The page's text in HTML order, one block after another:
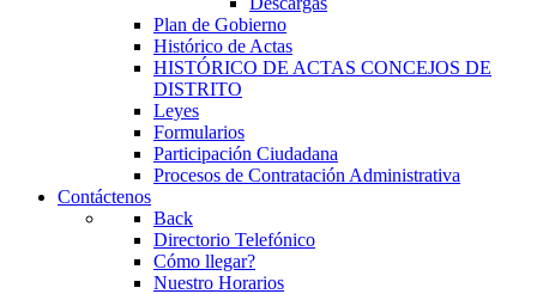
Plan de Gobierno
Histórico de Actas
HISTÓRICO DE ACTAS CONCEJOS DE
DISTRITO
Leyes
Formularios
Participación Ciudadana
Procesos de Contratación Administrativa
Contáctenos
Back
Directorio Telefónico
Cómo llegar?
Nuestro Horarios